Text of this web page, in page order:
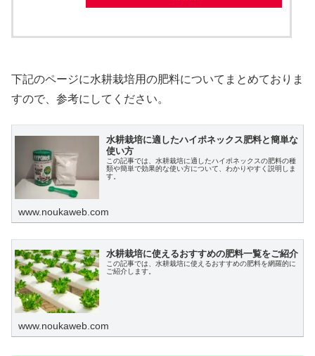
下記のページに水耕栽培用の肥料についてまとめておりま
すので、参考にしてください。
水耕栽培に適したハイポネックス肥料と簡単な
使い方
この記事では、水耕栽培に適したハイポネックスの肥料の種
類や簡単で効果的な使い方について、わかりやすく説明しま
す。
www.noukaweb.com
水耕栽培に使えるおすすめの肥料一覧をご紹介
この記事では、水耕栽培に使えるおすすめの肥料を網羅的に
ご紹介します。
www.noukaweb.com